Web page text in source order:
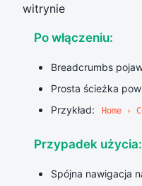
witrynie
Po włączeniu:
Breadcrumbs
Prosta ścieżka
Przykład:
Home ›
Przypadek użycia:
Spójna nawigacja